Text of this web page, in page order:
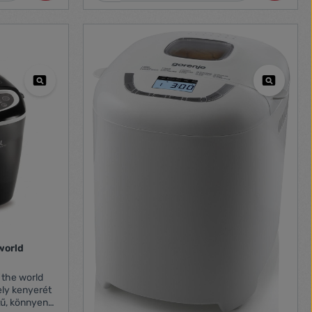
Késleltetett indítás: Igen Szín: Fehér
áramszünet esetén Késleltetett indítás
a gyors eredmények érdekében Lekvár
programmal bővített funcionalitás Joghurt
program Gluténmentes kenyér program
Mérőkehely Extra mérőkanál Gumilábak a
nagyobb fokú stabilitásért Automatikus
hossza: 0 m Méretek (SZx M x M): 41 × 30,7 ×
the world
kenyerét
könnyen